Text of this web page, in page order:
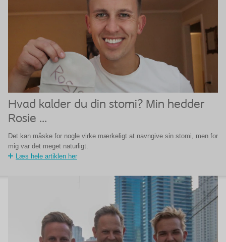
Hvad kalder du din stomi? Min hedder
Rosie ...
Det kan måske for nogle virke mærkeligt at navngive sin stomi, men for
mig var det meget naturligt.
Læs hele artiklen her